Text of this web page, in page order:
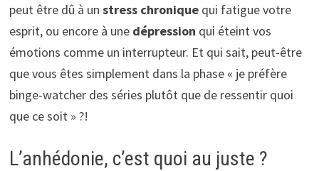
peut être dû à un stress chroniquequi fatigue votre
esprit, ou encore à une dépression qui éteint vos
émotions comme un interrupteur. Et qui sait, peut-être
que vous êtes simplement dans la phase « je préfère
binge-watcher des séries plutôt que de ressentir quoi
que ce soit » ?!
L’anhédonie, c’est quoi au juste ?